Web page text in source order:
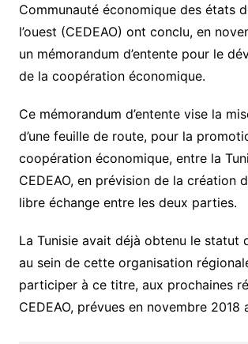
Communauté économique des états
l’ouest (CEDEAO) ont conclu, en
un mémorandum d’entente pour le
de la coopération économique.
Ce mémorandum d’entente vise la
d’une feuille de route, pour la
coopération économique, entre la
CEDEAO, en prévision de la création
libre échange entre les deux parties.
La Tunisie avait déjà obtenu le statut
au sein de cette organisation
participer à ce titre, aux prochaines
CEDEAO, prévues en novembre 2018